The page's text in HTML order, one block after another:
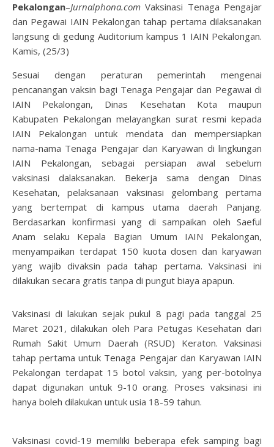
Pekalongan–Jurnalphona.com Vaksinasi Tenaga Pengajar
dan Pegawai IAIN Pekalongan tahap pertama dilaksanakan
langsung di gedung Auditorium kampus 1 IAIN Pekalongan.
Kamis, (25/3)
Sesuai dengan peraturan pemerintah mengenai
pencanangan vaksin bagi Tenaga Pengajar dan Pegawai di
IAIN Pekalongan, Dinas Kesehatan Kota maupun
Kabupaten Pekalongan melayangkan surat resmi kepada
IAIN Pekalongan untuk mendata dan mempersiapkan
nama-nama Tenaga Pengajar dan Karyawan di lingkungan
IAIN Pekalongan, sebagai persiapan awal sebelum
vaksinasi dalaksanakan. Bekerja sama dengan Dinas
Kesehatan, pelaksanaan vaksinasi gelombang pertama
yang bertempat di kampus utama daerah Panjang.
Berdasarkan konfirmasi yang di sampaikan oleh Saeful
Anam selaku Kepala Bagian Umum IAIN Pekalongan,
menyampaikan terdapat 150 kuota dosen dan karyawan
yang wajib divaksin pada tahap pertama. Vaksinasi ini
dilakukan secara gratis tanpa di pungut biaya apapun.
Vaksinasi di lakukan sejak pukul 8 pagi pada tanggal 25
Maret 2021, dilakukan oleh Para Petugas Kesehatan dari
Rumah Sakit Umum Daerah (RSUD) Keraton. Vaksinasi
tahap pertama untuk Tenaga Pengajar dan Karyawan IAIN
Pekalongan terdapat 15 botol vaksin, yang per-botolnya
dapat digunakan untuk 9-10 orang. Proses vaksinasi ini
hanya boleh dilakukan untuk usia 18-59 tahun.
Vaksinasi covid-19 memiliki beberapa efek samping bagi